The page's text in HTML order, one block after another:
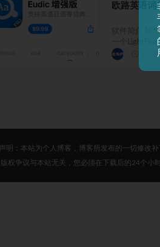
欧路英语
软件简介 我
一个
4 年前
明：本站为个人博客，博客所发布的一切修改
权争议与本站无关，您必须在下载后的24个小